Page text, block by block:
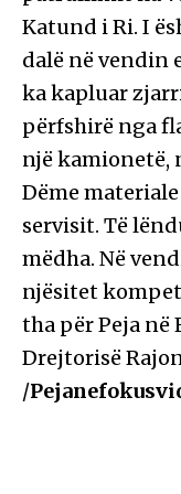
t
ë
s
V
i
d
e
o
s
h
Katund i Ri. I
dalë në vendin
ka kapluar
përfshirë nga
një kamionetë,
Dëme
servisit. Të
mëdha. Në
njësitet
tha për Peja në
Drejtorisë
/